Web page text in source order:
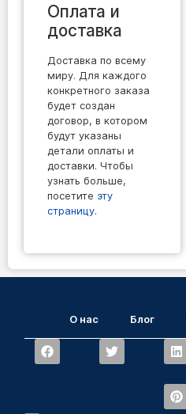
Оплата и
доставка
Доставка по всему
миру. Для каждого
конкретного заказа
будет создан
договор, в котором
будут указаны
детали оплаты и
доставки. Чтобы
узнать больше,
посетите эту
страницу.
О нас Блог